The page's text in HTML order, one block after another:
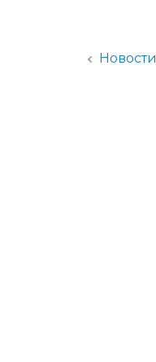
Новости